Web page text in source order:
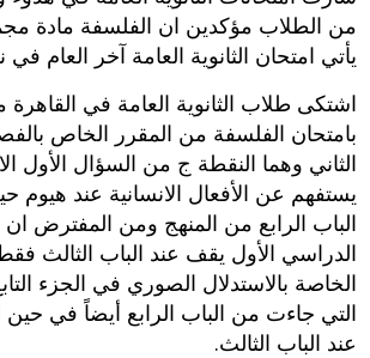
من الطلاب مؤكدين ان الفلسفة مادة
يأتي امتحان الثانوية العامة آخر العام
اشتكى طلاب الثانوية العامة في
بامتحان الفلسفة من المقرر الخاص
الثاني وهما النقطة ج من السؤال الأول
يستفهم عن الأفعال الانسانية عند هيوم
الباب الرابع من المنهج ومن المفترض
الدراسي الأول يقف عند الباب الثالث
الخاصة بالاستدلال الصوري في الجزء
التي جاءت من الباب الرابع أيضاً في
عند الباب الثالث.